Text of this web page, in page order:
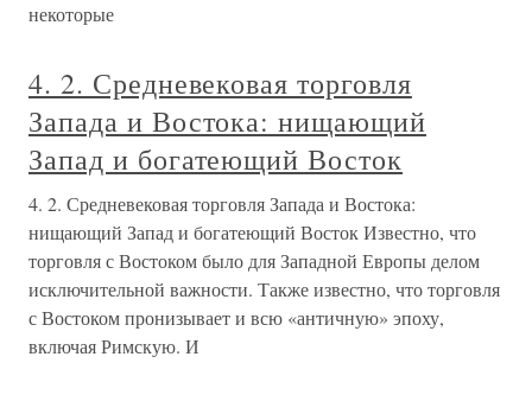
некоторые
4. 2. Средневековая торговля
Запада и Востока: нищающий
Запад и богатеющий Восток
4. 2. Средневековая торговля Запада и Востока:
нищающий Запад и богатеющий Восток Известно, что
торговля с Востоком было для Западной Европы делом
исключительной важности. Также известно, что торговля
с Востоком пронизывает и всю «античную» эпоху,
включая Римскую. И